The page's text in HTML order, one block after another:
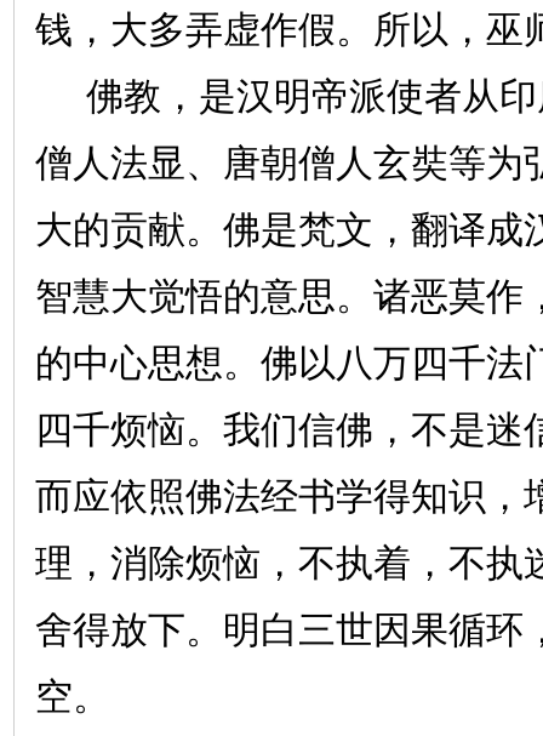
钱，大多弄虚作假。所以，巫
佛教，是汉明帝派使者从
僧人法显、唐朝僧人玄奘等为
大的贡献。佛是梵文，翻译成
智慧大觉悟的意思。诸恶莫作
的中心思想。佛以八万四千法
四千烦恼。我们信佛，不是迷
而应依照佛法经书学得知识，
理，消除烦恼，不执着，不执
舍得放下。明白三世因果循环
空。